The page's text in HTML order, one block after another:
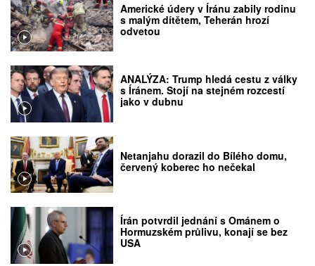
Americké údery v Íránu zabily rodinu
s malým dítětem, Teherán hrozí
odvetou
ANALÝZA: Trump hledá cestu z války
s Íránem. Stojí na stejném rozcestí
jako v dubnu
Netanjahu dorazil do Bílého domu,
červený koberec ho nečekal
Írán potvrdil jednání s Ománem o
Hormuzském průlivu, konají se bez
USA